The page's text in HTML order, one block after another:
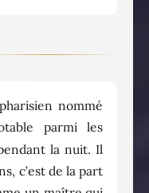
nommé
parmi les
la nuit. Il
c’est de la part